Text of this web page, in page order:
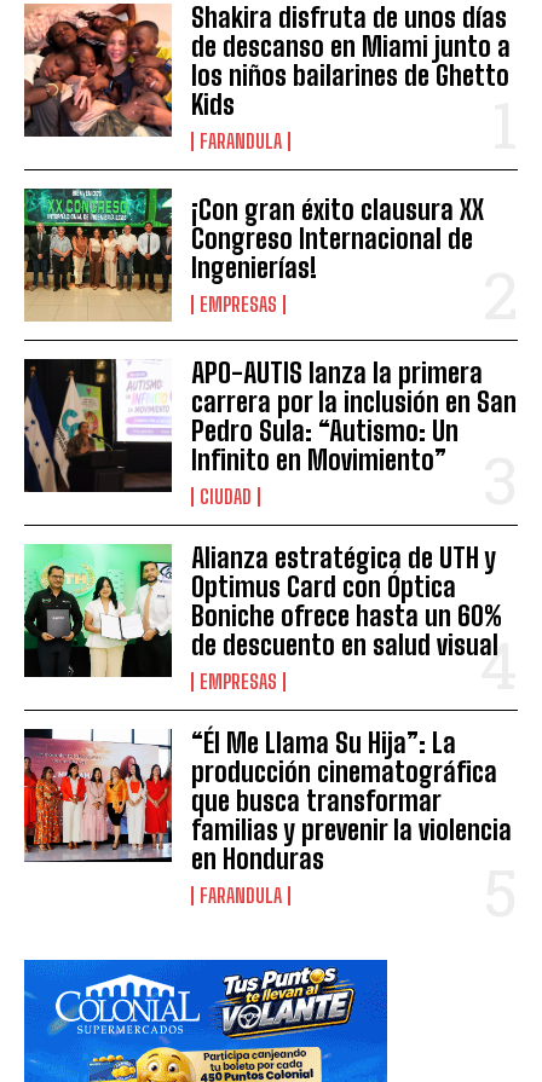
Shakira disfruta de unos días
de descanso en Miami junto a
los niños bailarines de Ghetto
Kids
FARANDULA
¡Con gran éxito clausura XX
Congreso Internacional de
Ingenierías!
EMPRESAS
APO-AUTIS lanza la primera
carrera por la inclusión en San
Pedro Sula: “Autismo: Un
Infinito en Movimiento”
CIUDAD
Alianza estratégica de UTH y
Optimus Card con Óptica
Boniche ofrece hasta un 60%
de descuento en salud visual
EMPRESAS
“Él Me Llama Su Hija”: La
producción cinematográfica
que busca transformar
familias y prevenir la violencia
en Honduras
FARANDULA